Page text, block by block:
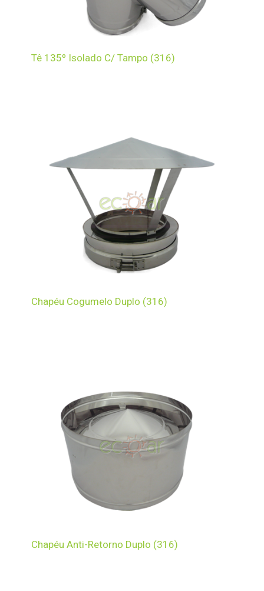
Tê 135º Isolado C/ Tampo (316)
Chapéu Cogumelo Duplo (316)
Chapéu Anti-Retorno Duplo (316)